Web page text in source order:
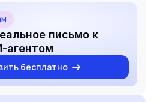
письмо к
агентом
бесплатно